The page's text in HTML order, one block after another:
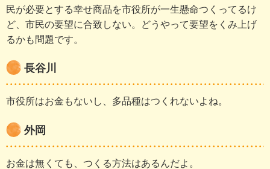
民が必要とする幸せ商品を市役所が一生懸命つくってるけ
ど、市民の要望に合致しない。どうやって要望をくみ上げ
るかも問題です。
長谷川
市役所はお金もないし、多品種はつくれないよね。
外岡
お金は無くても、つくる方法はあるんだよ。